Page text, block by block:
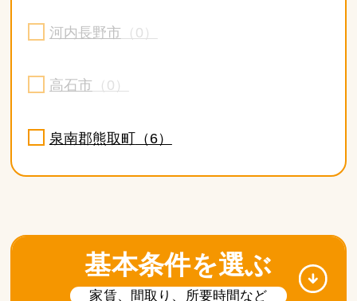
河内長野市 （0）
高石市 （0）
泉南郡熊取町（6）
基本条件を選ぶ
家賃、間取り、所要時間など